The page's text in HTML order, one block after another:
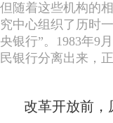
但随着这些机构的
究中心组织了历时
央银行”。1983年9
民银行分离出来，
改革开放前